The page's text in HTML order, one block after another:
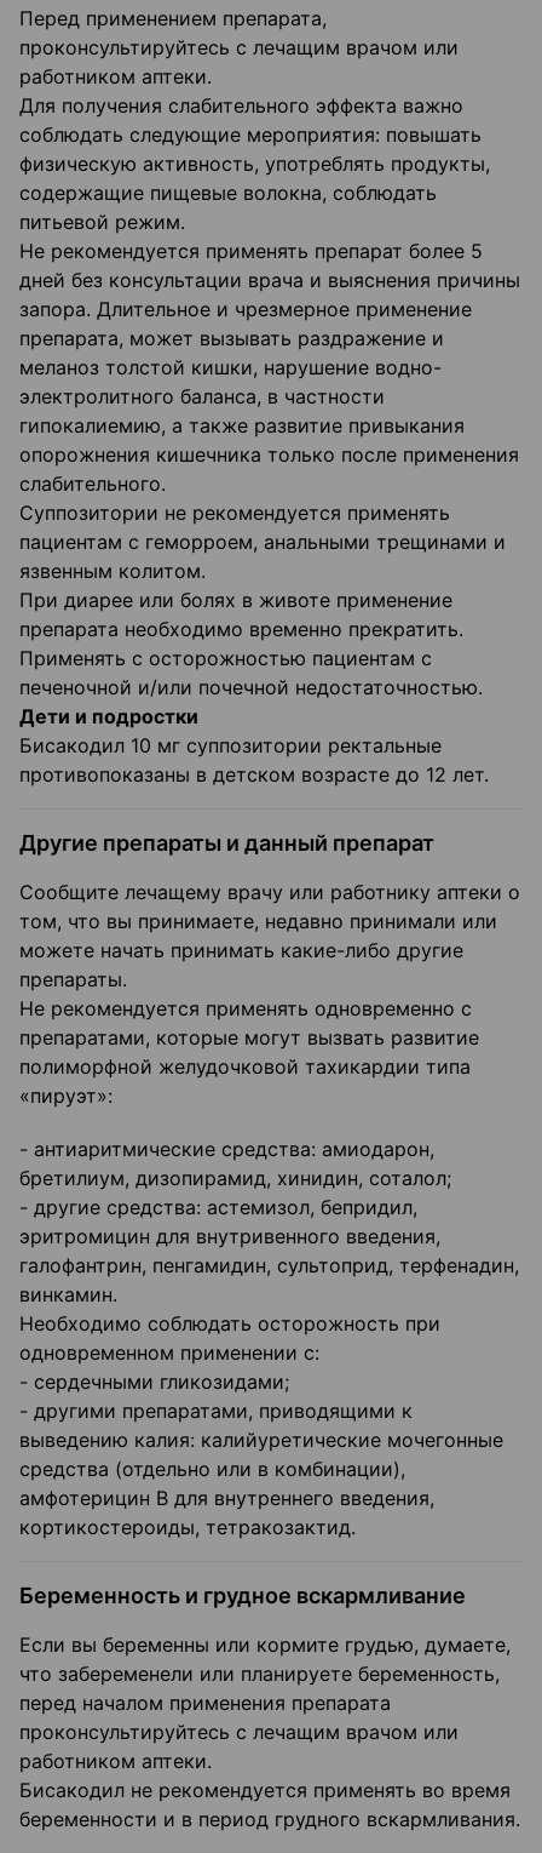
Перед применением препарата,
проконсультируйтесь с лечащим врачом или
работником аптеки.
Для получения слабительного эффекта важно
соблюдать следующие мероприятия: повышать
физическую активность, употреблять продукты,
содержащие пищевые волокна, соблюдать
питьевой режим.
Не рекомендуется применять препарат более 5
дней без консультации врача и выяснения причины
запора. Длительное и чрезмерное применение
препарата, может вызывать раздражение и
меланоз толстой кишки, нарушение водно-
электролитного баланса, в частности
гипокалиемию, а также развитие привыкания
опорожнения кишечника только после применения
слабительного.
Суппозитории не рекомендуется применять
пациентам с геморроем, анальными трещинами и
язвенным колитом.
При диарее или болях в животе применение
препарата необходимо временно прекратить.
Применять с осторожностью пациентам с
печеночной и/или почечной недостаточностью.
Дети и подростки
Бисакодил 10 мг суппозитории ректальные
противопоказаны в детском возрасте до 12 лет.
Другие препараты и данный препарат
Сообщите лечащему врачу или работнику аптеки о
том, что вы принимаете, недавно принимали или
можете начать принимать какие-либо другие
препараты.
Не рекомендуется применять одновременно с
препаратами, которые могут вызвать развитие
полиморфной желудочковой тахикардии типа
«пируэт»:
- антиаритмические средства: амиодарон,
бретилиум, дизопирамид, хинидин, соталол;
- другие средства: астемизол, бепридил,
эритромицин для внутривенного введения,
галофантрин, пенгамидин, сультоприд, терфенадин,
винкамин.
Необходимо соблюдать осторожность при
одновременном применении с:
- сердечными гликозидами;
- другими препаратами, приводящими к
выведению калия: калийуретические мочегонные
средства (отдельно или в комбинации),
амфотерицин В для внутреннего введения,
кортикостероиды, тетракозактид.
Беременность и грудное вскармливание
Если вы беременны или кормите грудью, думаете,
что забеременели или планируете беременность,
перед началом применения препарата
проконсультируйтесь с лечащим врачом или
работником аптеки.
Бисакодил не рекомендуется применять во время
беременности и в период грудного вскармливания.